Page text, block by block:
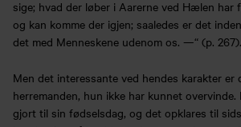
sige; hvad der løber i Aarerne ved Hælen
og kan komme der igjen; saaledes er det
det med Menneskene udenom os. —“ (p. 267).
Men det interessante ved hendes karakter er
herremanden, hun ikke har kunnet overvinde.
gjort til sin fødselsdag, og det opklares til